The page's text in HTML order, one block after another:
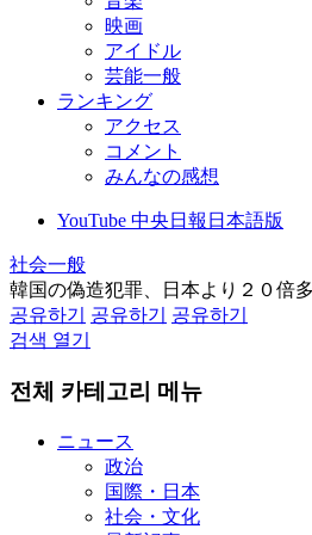
映画
アイドル
芸能一般
ランキング
アクセス
コメント
みんなの感想
YouTube 中央日報日本語版
社会一般
韓国の偽造犯罪、日本より２０倍
공유하기
공유하기
공유하기
검색 열기
전체 카테고리 메뉴
ニュース
政治
国際・日本
社会・文化